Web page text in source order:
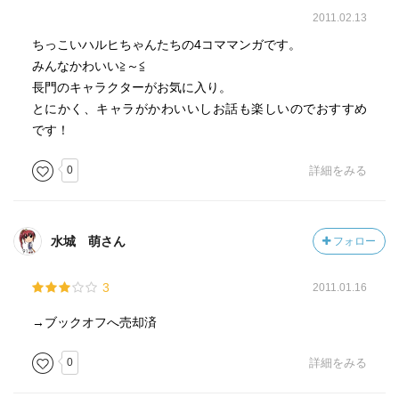
2011.02.13
ちっこいハルヒちゃんたちの4コママンガです。
みんなかわいい≧～≦
長門のキャラクターがお気に入り。
とにかく、キャラがかわいいしお話も楽しいのでおすすめ
です！
0 詳細をみる
水城 萌さん フォロー
3 2011.01.16
→ブックオフへ売却済
0 詳細をみる